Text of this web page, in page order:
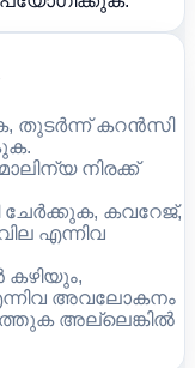
തുടർന്ന് കറൻസി
നിരക്ക്
ചേർക്കുക, കവറേജ്,
എന്നിവ
അവലോകനം
അല്ലെങ്കിൽ